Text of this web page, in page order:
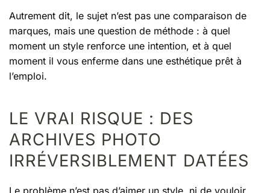
Autrement dit, le sujet n’est pas une comparaison de
marques, mais une question de méthode : à quel
moment un style renforce une intention, et à quel
moment il vous enferme dans une esthétique prêt à
l’emploi.
LE VRAI RISQUE : DES
ARCHIVES PHOTO
IRRÉVERSIBLEMENT DATÉES
Le problème n’est pas d’aimer un style, ni de vouloir